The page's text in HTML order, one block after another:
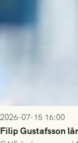
2026-07-15 16:00
Filip Gustafsson